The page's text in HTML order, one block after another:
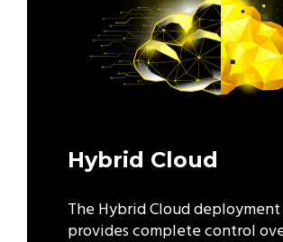
Hybrid Cloud
The Hybrid Cloud
provides complete control